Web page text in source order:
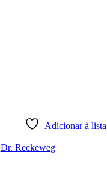
Adicionar à lista
Dr. Reckeweg